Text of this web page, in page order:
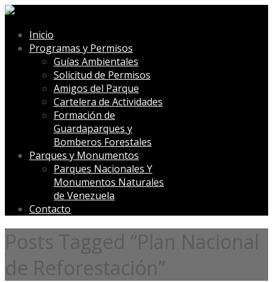
Inicio
Programas y Permisos
Guías Ambientales
Solicitud de Permisos
Amigos del Parque
Cartelera de Actividades
Formación de
Guardaparques y
Bomberos Forestales
Parques y Monumentos
Parques Nacionales Y
Monumentos Naturales
de Venezuela
Contacto
Posts Tagged “Plan Nacional
de Reforestación”